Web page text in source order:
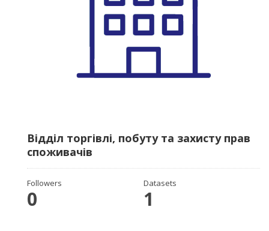
Відділ торгівлі, побуту та захисту прав
споживачів
Followers
0
Datasets
1